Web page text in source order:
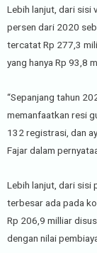
Lebih lanjut, dari sisi
persen dari 2020
tercatat Rp 277,3
yang hanya Rp 93,8
“Sepanjang tahun
memanfaatkan resi
132 registrasi, dan
Fajar dalam
Lebih lanjut, dari sisi
terbesar ada pada
Rp 206,9 milliar
dengan nilai